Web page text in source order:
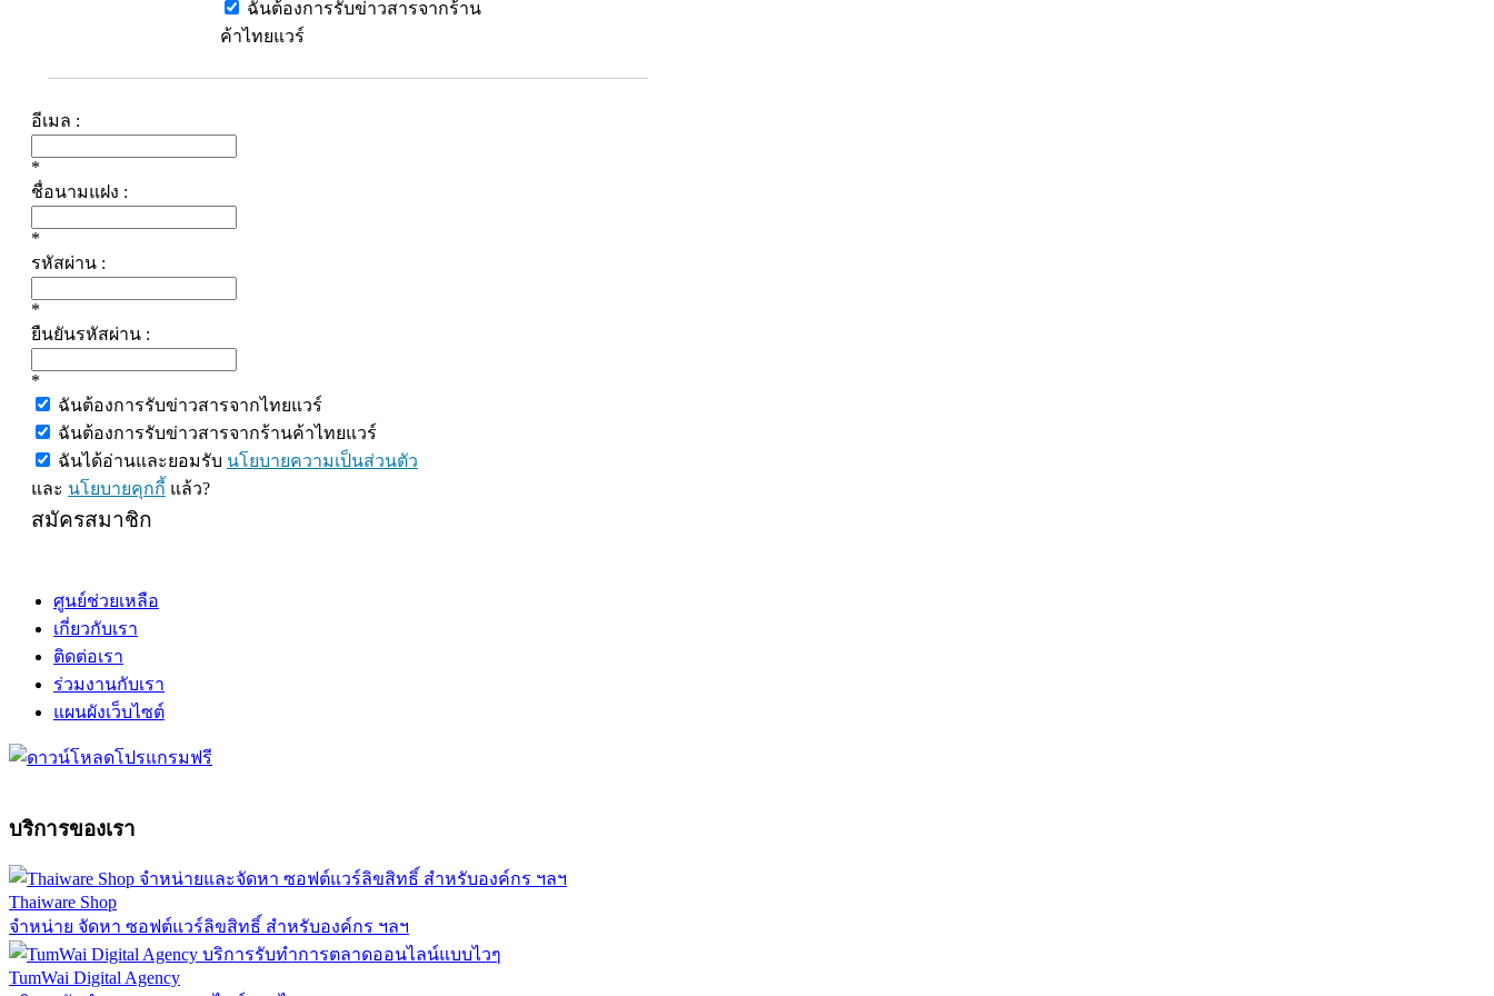
ฉันต้องการรับข่าวสารจากร้าน
ค้าไทยแวร์
อีเมล :
*
ชื่อนามแฝง :
*
รหัสผ่าน :
*
ยืนยันรหัสผ่าน :
*
ฉันต้องการรับข่าวสารจากไทยแวร์
ฉันต้องการรับข่าวสารจากร้านค้าไทยแวร์
ฉันได้อ่านและยอมรับ นโยบายความเป็นส่วนตัว
และ นโยบายคุกกี้ แล้ว?
สมัครสมาชิก
ศูนย์ช่วยเหลือ
เกี่ยวกับเรา
ติดต่อเรา
ร่วมงานกับเรา
แผนผังเว็บไซต์
บริการของเรา
Thaiware Shop
จำหน่าย จัดหา ซอฟต์แวร์ลิขสิทธิ์ สำหรับองค์กร ฯลฯ
TumWai Digital Agency